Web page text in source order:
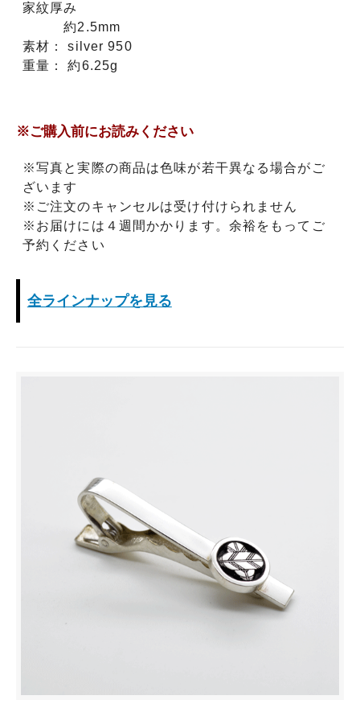
家紋厚み
約2.5mm
素材： silver 950
重量： 約6.25g
※ご購入前にお読みください
※写真と実際の商品は色味が若干異なる場合がご
ざいます
※ご注文のキャンセルは受け付けられません
※お届けには４週間かかります。余裕をもってご
予約ください
全ラインナップを見る